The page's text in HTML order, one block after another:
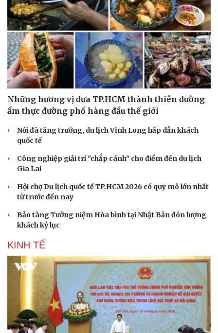
Những hương vị đưa TP.HCM thành thiên đường
ẩm thực đường phố hàng đầu thế giới
Nối đà tăng trưởng, du lịch Vĩnh Long hấp dẫn khách
quốc tế
Công nghiệp giải trí "chắp cánh" cho điểm đến du lịch
Gia Lai
Hội chợ Du lịch quốc tế TP.HCM 2026 có quy mô lớn nhất
từ trước đến nay
Bảo tàng Tưởng niệm Hòa bình tại Nhật Bản đón lượng
khách kỷ lục
KINH TẾ